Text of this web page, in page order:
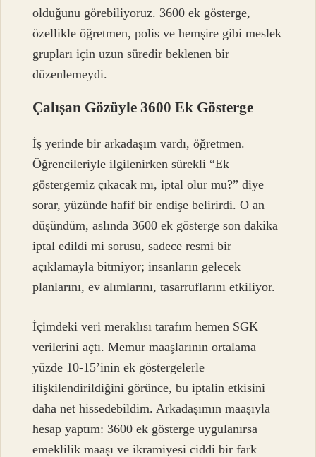
olduğunu görebiliyoruz. 3600 ek gösterge,
özellikle öğretmen, polis ve hemşire gibi meslek
grupları için uzun süredir beklenen bir
düzenlemeydi.
Çalışan Gözüyle 3600 Ek Gösterge
İş yerinde bir arkadaşım vardı, öğretmen.
Öğrencileriyle ilgilenirken sürekli “Ek
göstergemiz çıkacak mı, iptal olur mu?” diye
sorar, yüzünde hafif bir endişe belirirdi. O an
düşündüm, aslında 3600 ek gösterge son dakika
iptal edildi mi sorusu, sadece resmi bir
açıklamayla bitmiyor; insanların gelecek
planlarını, ev alımlarını, tasarruflarını etkiliyor.
İçimdeki veri meraklısı tarafım hemen SGK
verilerini açtı. Memur maaşlarının ortalama
yüzde 10-15’inin ek göstergelerle
ilişkilendirildiğini görünce, bu iptalin etkisini
daha net hissedebildim. Arkadaşımın maaşıyla
hesap yaptım: 3600 ek gösterge uygulanırsa
emeklilik maaşı ve ikramiyesi ciddi bir fark